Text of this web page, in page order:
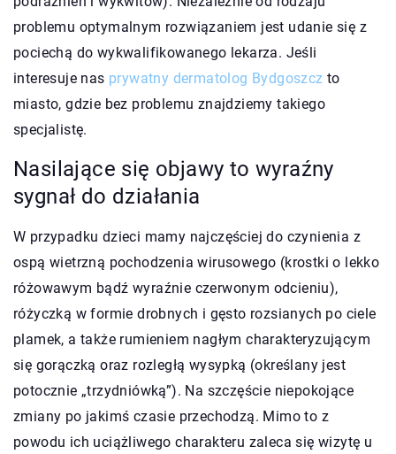
problemu optymalnym rozwiązaniem jest udanie się z
pociechą do wykwalifikowanego lekarza. Jeśli
interesuje nas prywatny dermatolog Bydgoszcz to
miasto, gdzie bez problemu znajdziemy takiego
specjalistę.
Nasilające się objawy to wyraźny
sygnał do działania
W przypadku dzieci mamy najczęściej do czynienia z
ospą wietrzną pochodzenia wirusowego (krostki o lekko
różowawym bądź wyraźnie czerwonym odcieniu),
różyczką w formie drobnych i gęsto rozsianych po ciele
plamek, a także rumieniem nagłym charakteryzującym
się gorączką oraz rozległą wysypką (określany jest
potocznie „trzydniówką”). Na szczęście niepokojące
zmiany po jakimś czasie przechodzą. Mimo to z
powodu ich uciążliwego charakteru zaleca się wizytę u